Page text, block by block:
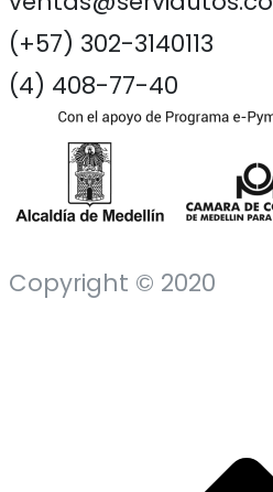
(+57) 302-3140113
(4) 408-77-40
Copyright © 2020